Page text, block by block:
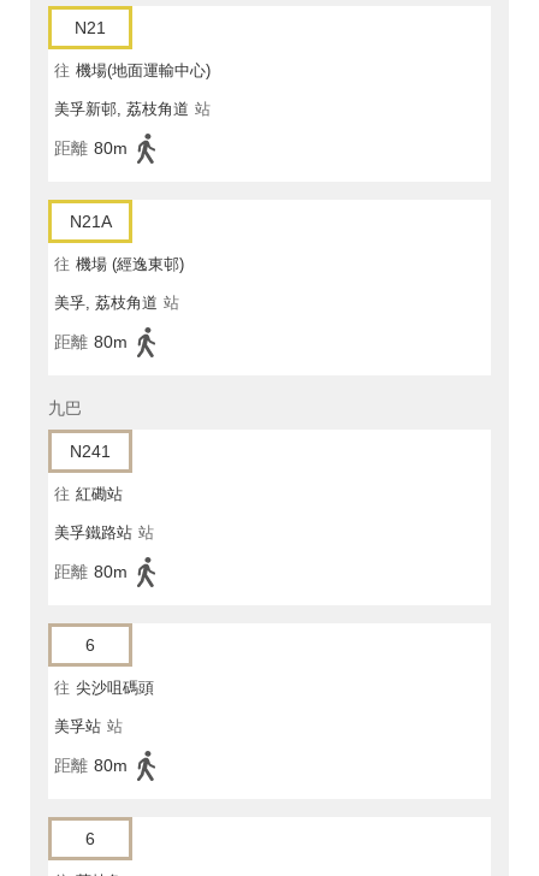
N21
往 機場(地面運輸中心)
美孚新邨, 荔枝角道 站
距離 80m
N21A
往 機場 (經逸東邨)
美孚, 荔枝角道 站
距離 80m
九巴
N241
往 紅磡站
美孚鐵路站 站
距離 80m
6
往 尖沙咀碼頭
美孚站 站
距離 80m
6